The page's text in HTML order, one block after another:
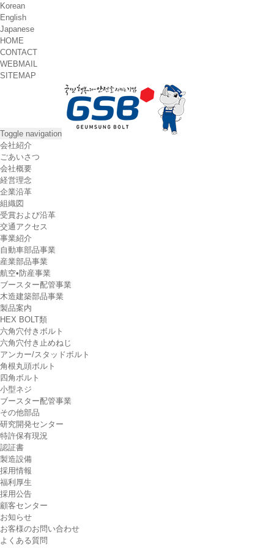
Korean
English
Japanese
HOME
CONTACT
WEBMAIL
SITEMAP
Toggle navigation
会社紹介
ごあいさつ
会社概要
経営理念
企業沿革
組織図
受賞および沿革
交通アクセス
事業紹介
自動車部品事業
産業部品事業
航空•防産事業
ブースター配管事業
木造建築部品事業
製品案内
HEX BOLT類
六角穴付きボルト
六角穴付き止めねじ
アンカー/スタッドボルト
角根丸頭ボルト
四角ボルト
小型ネジ
ブースター配管事業
その他部品
研究開発センター
特許保有現況
認証書
製造設備
採用情報
福利厚生
採用公告
顧客センター
お知らせ
お客様のお問い合わせ
よくある質問